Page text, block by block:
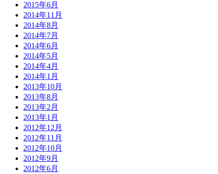
2015年6月
2014年11月
2014年8月
2014年7月
2014年6月
2014年5月
2014年4月
2014年1月
2013年10月
2013年8月
2013年2月
2013年1月
2012年12月
2012年11月
2012年10月
2012年9月
2012年6月